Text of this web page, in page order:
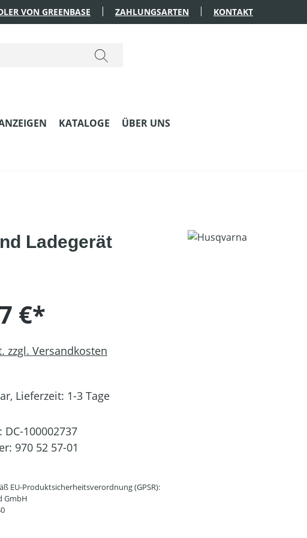
VON GREENBASE ZAHLUNGSARTEN KONTAKT
KATALOGE ÜBER UNS
Ladegerät
€*
zzgl. Versandkosten
Lieferzeit: 1-3 Tage
DC-100002737
970 52 57-01
EU-Produktsicherheitsverordnung (GPSR):
GmbH